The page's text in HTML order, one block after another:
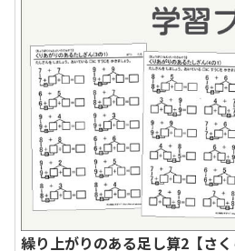
繰り上がりのある足し算2【さ